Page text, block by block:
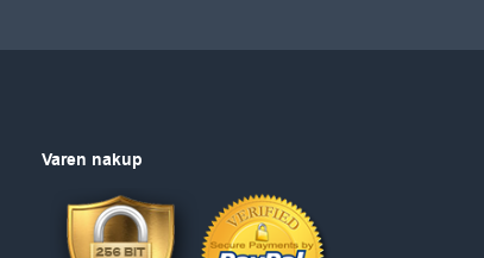
Varen nakup